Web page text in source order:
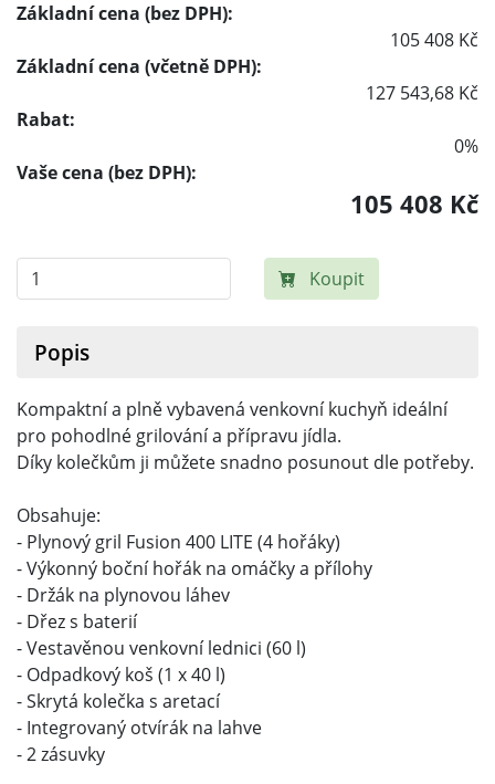
Základní cena (bez DPH):
105 408 Kč
Základní cena (včetně DPH):
127 543,68 Kč
Rabat:
0%
Vaše cena (bez DPH):
105 408 Kč
Koupit
Popis
Kompaktní a plně vybavená venkovní kuchyň ideální
pro pohodlné grilování a přípravu jídla.
Díky kolečkům ji můžete snadno posunout dle potřeby.
Obsahuje:
- Plynový gril Fusion 400 LITE (4 hořáky)
- Výkonný boční hořák na omáčky a přílohy
- Držák na plynovou láhev
- Dřez s baterií
- Vestavěnou venkovní lednici (60 l)
- Odpadkový koš (1 x 40 l)
- Skrytá kolečka s aretací
- Integrovaný otvírák na lahve
- 2 zásuvky